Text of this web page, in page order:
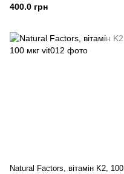
ягоди, 60 веганських
льодяників
400.0 грн
Natural Factors, вітамін K2, 100